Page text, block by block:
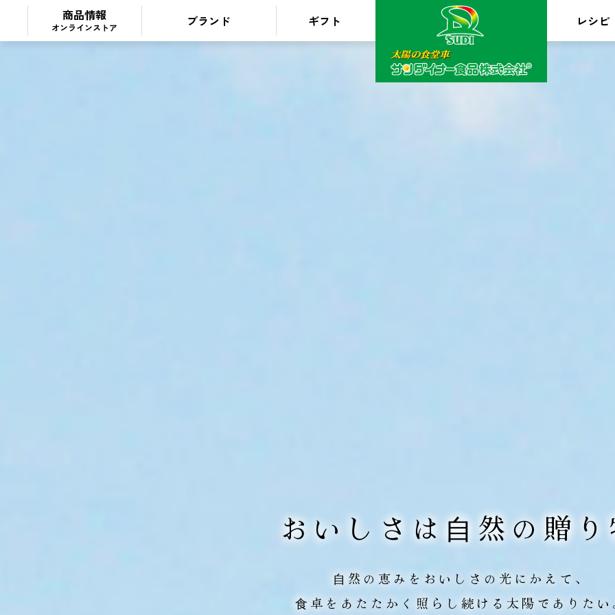
商品情報
オンラインストア ブランド ギフト レシピ
おいしさは⾃然の贈
⾃然の恵みをおいしさの光にかえて、
⾷卓をあたたかく照らし続ける 太陽でありた